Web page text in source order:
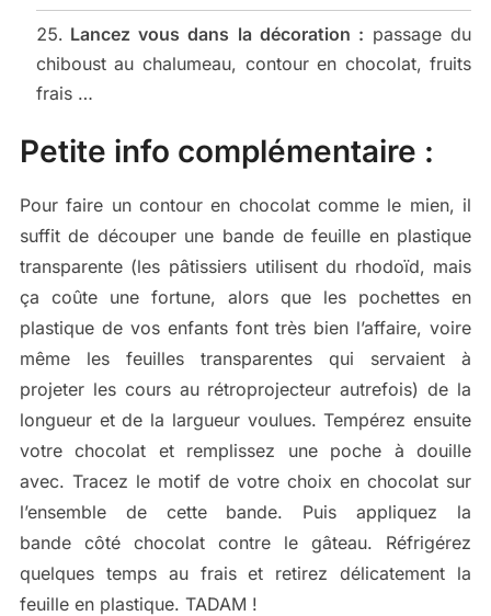
Lancez vous dans la décoration : passage du
chiboust au chalumeau, contour en chocolat, fruits
frais …
Petite info complémentaire :
Pour faire un contour en chocolat comme le mien, il
suffit de découper une bande de feuille en plastique
transparente (les pâtissiers utilisent du rhodoïd, mais
ça coûte une fortune, alors que les pochettes en
plastique de vos enfants font très bien l’affaire, voire
même les feuilles transparentes qui servaient à
projeter les cours au rétroprojecteur autrefois) de la
longueur et de la largueur voulues. Tempérez ensuite
votre chocolat et remplissez une poche à douille
avec. Tracez le motif de votre choix en chocolat sur
l’ensemble de cette bande. Puis appliquez la
bande côté chocolat contre le gâteau. Réfrigérez
quelques temps au frais et retirez délicatement la
feuille en plastique. TADAM !